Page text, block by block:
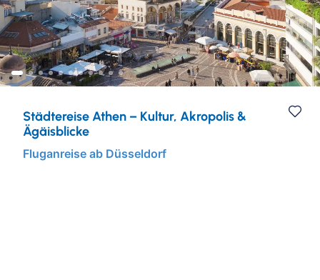
Städtereisen
Eventreisen
Musicalreisen
Elbphilharmonie Hamburg
Ruhr & Rhein
Europa
Mein Schiff Kombireisen
Mein Schiff Kreuzfahrten
Mosel Kreuzfahrten
Rhein Kreuzfahrten
Städtereise Athen – Kultur, Akropolis &
Ägäisblicke
Fluganreise ab Düsseldorf